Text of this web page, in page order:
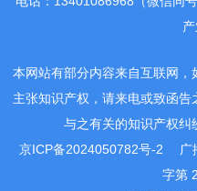
本网站有部分内容来自互联网
主张知识产权，请来电或致函告
与之有关的知识产权纠
京ICP备2024050782号-2
广
字第